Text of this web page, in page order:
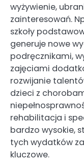
wyżywienie,
zainteresowań.
szkoły
generuje nowe
podręcznikami,
zajęciami
rozwijanie
dzieci z
rehabilitacja i
bardzo wysokie,
tych wydatków
kluczowe.